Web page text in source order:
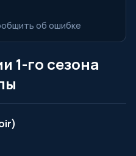
об ошибке
1-го сезона